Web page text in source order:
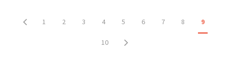
1 2 3 4 5 6 7 8 9
10